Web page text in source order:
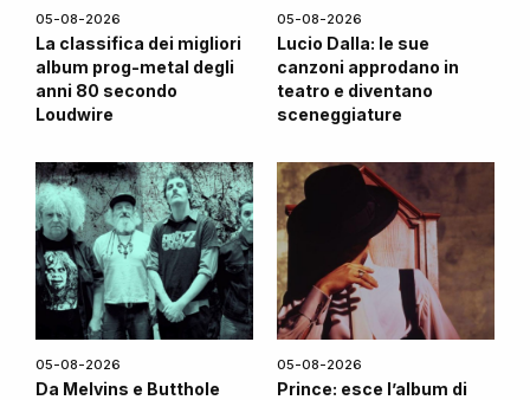
05-08-2026
La classifica dei migliori
album prog-metal degli
anni 80 secondo
Loudwire
05-08-2026
Lucio Dalla: le sue
canzoni approdano in
teatro e diventano
sceneggiature
05-08-2026
Da Melvins e Butthole
05-08-2026
Prince: esce l’album di